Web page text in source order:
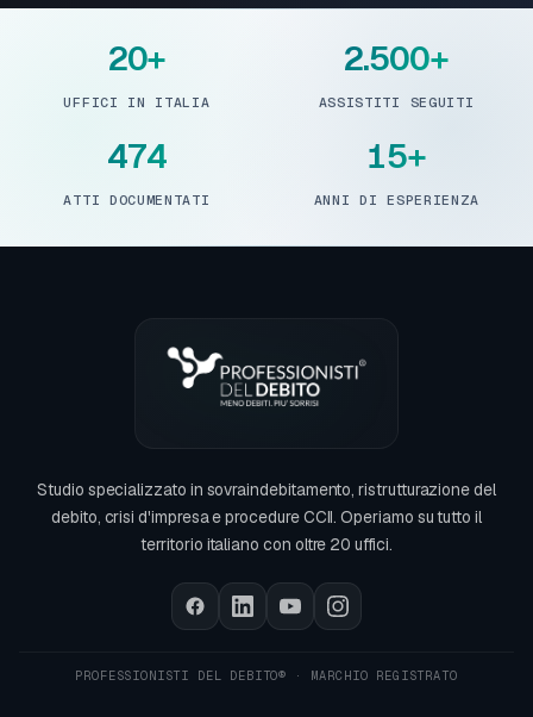
20+
UFFICI IN ITALIA
2.500+
ASSISTITI SEGUITI
474
ATTI DOCUMENTATI
15+
ANNI DI ESPERIENZA
Studio specializzato in sovraindebitamento, ristrutturazione del
debito, crisi d'impresa e procedure CCII. Operiamo su tutto il
territorio italiano con oltre 20 uffici.